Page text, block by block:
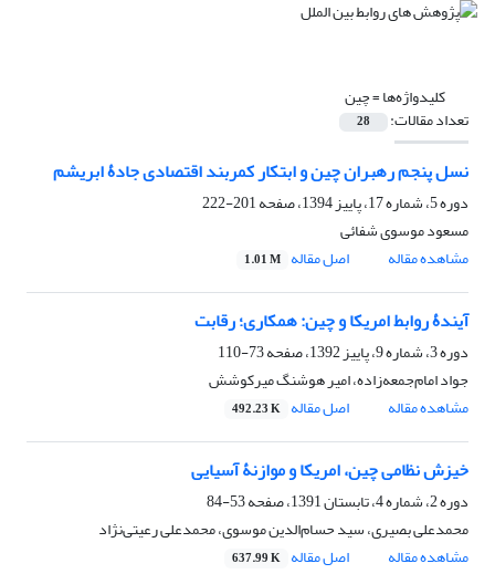
کلیدواژه‌ها =چین
تعداد مقالات: 28
نسل پنجم رهبران چین و ابتکار کمربند اقتصادی جادۀ ابریشم
دوره 5، شماره 17، پاییز 1394، صفحه
201-222
مسعود موسوی شفائی
مشاهده مقاله
اصل مقاله 1.01 M
آیندۀ روابط امریکا و چین: همکاری؛ رقابت
دوره 3، شماره 9، پاییز 1392، صفحه
73-110
جواد امام‌جمعه‌زاده، امیر هوشنگ میرکوشش
مشاهده مقاله
اصل مقاله 492.23 K
خیزش نظامی چین، امریکا و موازنۀ آسیایی
دوره 2، شماره 4، تابستان 1391، صفحه
53-84
محمدعلی بصیری، سید حسام‌الدین موسوی، محمدعلی رعیتی‌نژاد
مشاهده مقاله
اصل مقاله 637.99 K